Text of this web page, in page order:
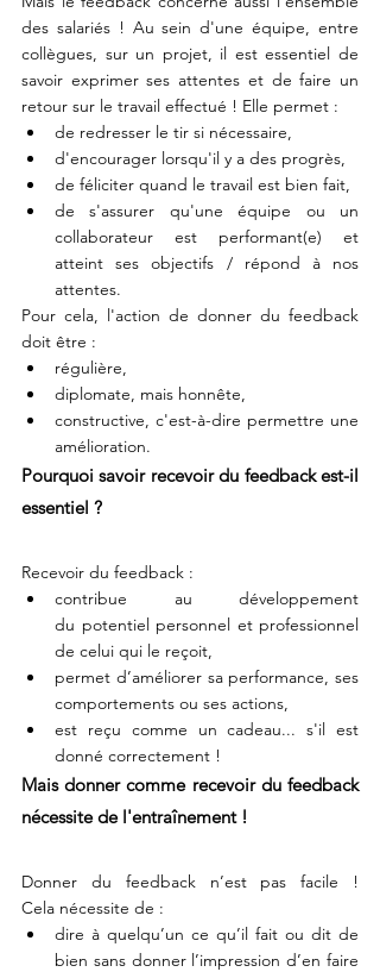
des salariés ! Au sein d'une équipe, entre
collègues, sur un projet, il est essentiel de
savoir exprimer ses attentes et de faire un
retour sur le travail effectué ! Elle permet :
de redresser le tir si nécessaire,
d'encourager lorsqu'il y a des progrès,
de féliciter quand le travail est bien fait,
de s'assurer qu'une équipe ou un
collaborateur est performant(e) et
atteint ses objectifs / répond à nos
attentes.
Pour cela, l'action de donner du feedback
doit être :
régulière,
diplomate, mais honnête,
constructive, c'est-à-dire permettre une
amélioration.
Pourquoi savoir recevoir du feedback est-il
essentiel ?
Recevoir du feedback :
contribue au développement
du potentiel personnel et professionnel
de celui qui le reçoit,
permet d’améliorer sa performance, ses
comportements ou ses actions,
est reçu comme un cadeau... s'il est
donné correctement !
Mais donner comme recevoir du feedback
nécessite de l'entraînement !
Donner du feedback n’est pas facile !
Cela nécessite de :
dire à quelqu’un ce qu’il fait ou dit de
bien sans donner l’impression d’en faire